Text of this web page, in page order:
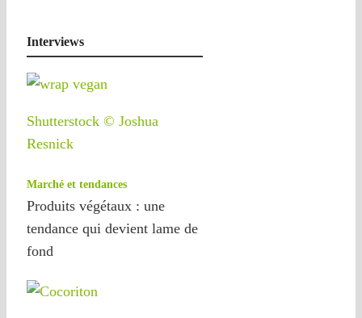
Interviews
Shutterstock © Joshua
Resnick
Marché et tendances
Produits végétaux : une
tendance qui devient lame de
fond